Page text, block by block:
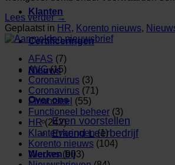
Klanten
Certificeringen
Nieuws
Over ons
Even voorstellen
Erkend Leerbedrijf
Werken bij
Lees verder→
Geplaatst in HR, Korento nieuws,
AFAS (7)
AVG(15)
Coronavirus (3)
Coronavirus (71)
Financieel (55)
Functioneel beheer (3)
HR(242)
Klantervaringen(1)
Korento nieuws (104)
Nieuws(903)